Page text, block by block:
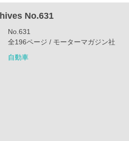
No.631
No.631
全196ページ / モーターマガジン社
自動車